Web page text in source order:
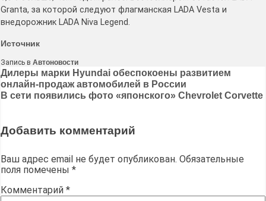
Granta, за которой следуют флагманская LADA Vesta и
внедорожник LADA Niva Legend.
Источник
Запись в Автоновости
Навигация
по
Дилеры марки Hyundai обеспокоены развитием
онлайн-продаж автомобилей в России
В сети появились фото «японского» Chevrolet Corvette
Добавить комментарий
Ваш адрес email не будет опубликован. Обязательные
поля помечены *
Комментарий *